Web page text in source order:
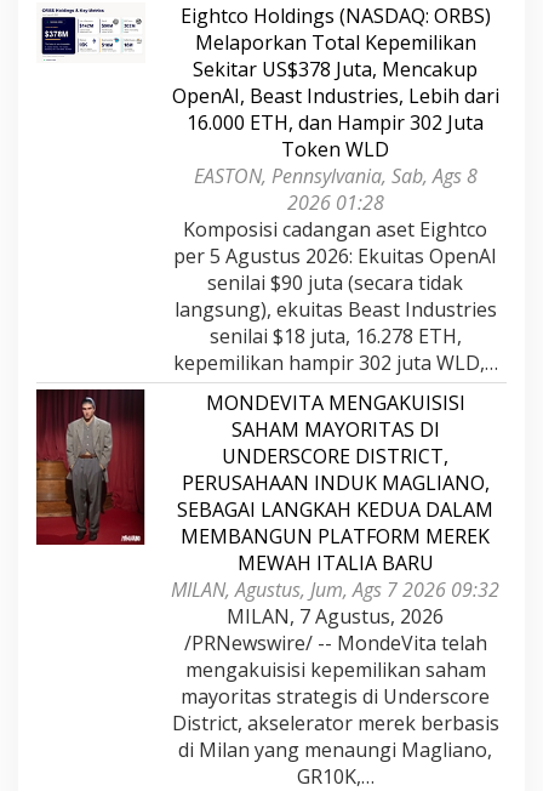
Eightco Holdings (NASDAQ: ORBS)
Melaporkan Total Kepemilikan
Sekitar US$378 Juta, Mencakup
OpenAI, Beast Industries, Lebih dari
16.000 ETH, dan Hampir 302 Juta
Token WLD
EASTON, Pennsylvania, Sab, Ags 8
2026 01:28
Komposisi cadangan aset Eightco
per 5 Agustus 2026: Ekuitas OpenAI
senilai $90 juta (secara tidak
langsung), ekuitas Beast Industries
senilai $18 juta, 16.278 ETH,
kepemilikan hampir 302 juta WLD,…
MONDEVITA MENGAKUISISI
SAHAM MAYORITAS DI
UNDERSCORE DISTRICT,
PERUSAHAAN INDUK MAGLIANO,
SEBAGAI LANGKAH KEDUA DALAM
MEMBANGUN PLATFORM MEREK
MEWAH ITALIA BARU
MILAN, Agustus, Jum, Ags 7 2026 09:32
MILAN, 7 Agustus, 2026
/PRNewswire/ -- MondeVita telah
mengakuisisi kepemilikan saham
mayoritas strategis di Underscore
District, akselerator merek berbasis
di Milan yang menaungi Magliano,
GR10K,…